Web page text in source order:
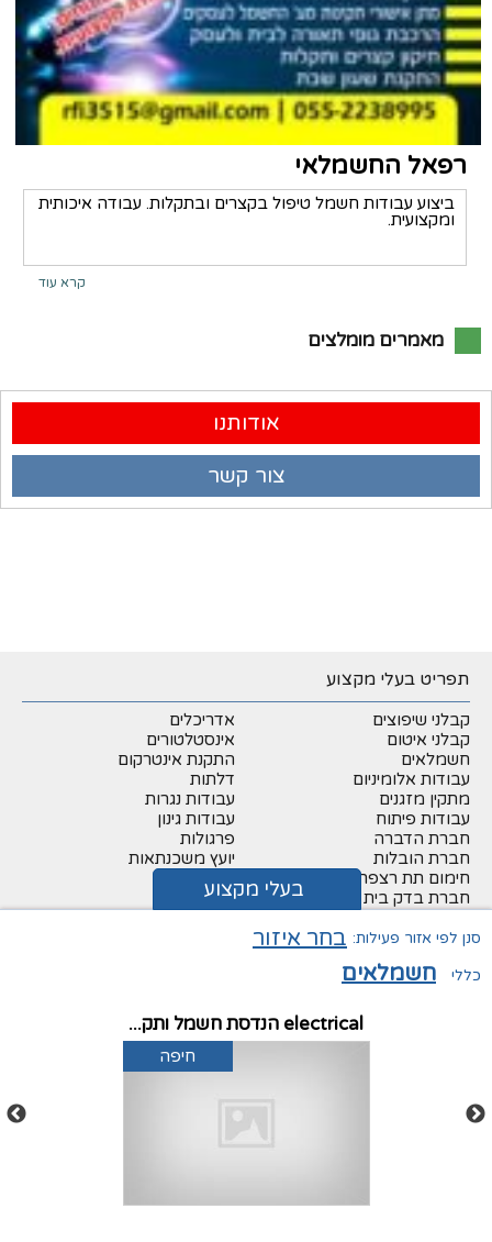
רפאל החשמלאי
ביצוע עבודות חשמל טיפול בקצרים ובתקלות. עבודה איכותית
ומקצועית.
קרא עוד
מאמרים מומלצים
אודותנו
צור קשר
תפריט בעלי מקצוע
קבלני שיפוצים
אדריכלים
קבלני איטום
אינסטלטורים
חשמלאים
התקנת אינטרקום
עבודות אלומיניום
דלתות
מתקין מזגנים
עבודות נגרות
עבודות פיתוח
עבודות גינון
חברת הדברה
פרגולות
חברת הובלות
יועץ משכנתאות
חימום תת רצפתי
חברת בדק בית
יועץ בטיחות
פרקטים
מאמרים חשובים
חלוקי נחל לעיצוב הגינה
כללי
בעלי מקצוע – הרשמה
בעלי מקצוע – עדכון דף עסקי
בעלי מקצוע
סנן לפי אזור פעילות: בחר איזור
כללי חשמלאים
electrical הנדסת חשמל ותק...
חיפה